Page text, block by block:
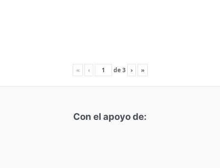
« ‹ de3 › »
Con el apoyo de: